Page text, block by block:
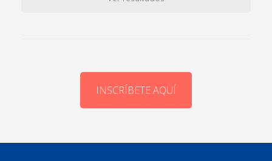
INSCRÍBETE AQUÍ